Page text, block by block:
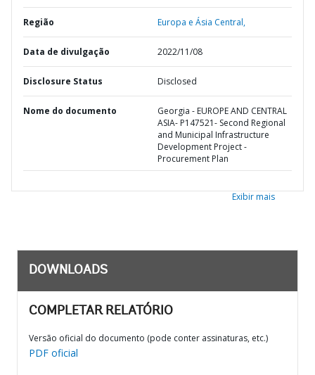
Região Europa e Ásia Central,
Data de divulgação 2022/11/08
Disclosure Status Disclosed
Nome do documento
Georgia - EUROPE AND CENTRAL
ASIA- P147521- Second Regional
and Municipal Infrastructure
Development Project -
Procurement Plan
Exibir mais
DOWNLOADS
COMPLETAR RELATÓRIO
Versão oficial do documento (pode conter assinaturas, etc.)
PDF oficial